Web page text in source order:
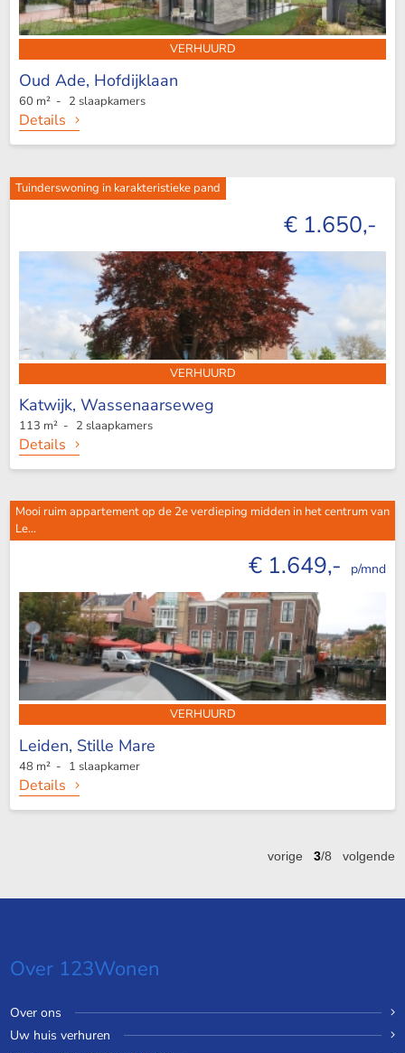
VERHUURD
Oud Ade, Hofdijklaan
60 m² - 2 slaapkamers
Details
Tuinderswoning in karakteristieke pand
€ 1.650,-
VERHUURD
Katwijk, Wassenaarseweg
113 m² - 2 slaapkamers
Details
Mooi ruim appartement op de 2e verdieping midden in het centrum van
Le...
€ 1.649,- p/mnd
VERHUURD
Leiden, Stille Mare
48 m² - 1 slaapkamer
Details
vorige 3/8volgende
Over 123Wonen
Over ons
Uw huis verhuren